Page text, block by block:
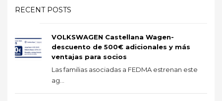
RECENT POSTS
VOLKSWAGEN Castellana Wagen-
descuento de 500€ adicionales y más
ventajas para socios
Las familias asociadas a FEDMA estrenan este
ag...